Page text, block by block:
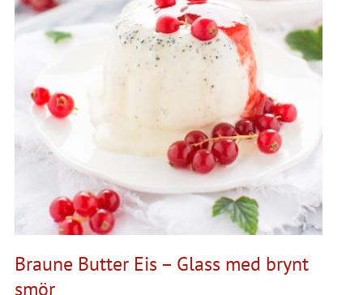
Braune Butter Eis – Glass med brynt
smör